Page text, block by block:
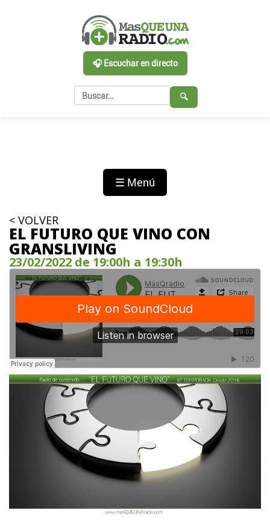
🎧 Escuchar en directo
🔍
☰ Menú
< VOLVER
EL FUTURO QUE VINO CON
GRANSLIVING
23/02/2022 de 19:00h a 19:30h
MásQradio·EL FUTURO QUE VINO #18